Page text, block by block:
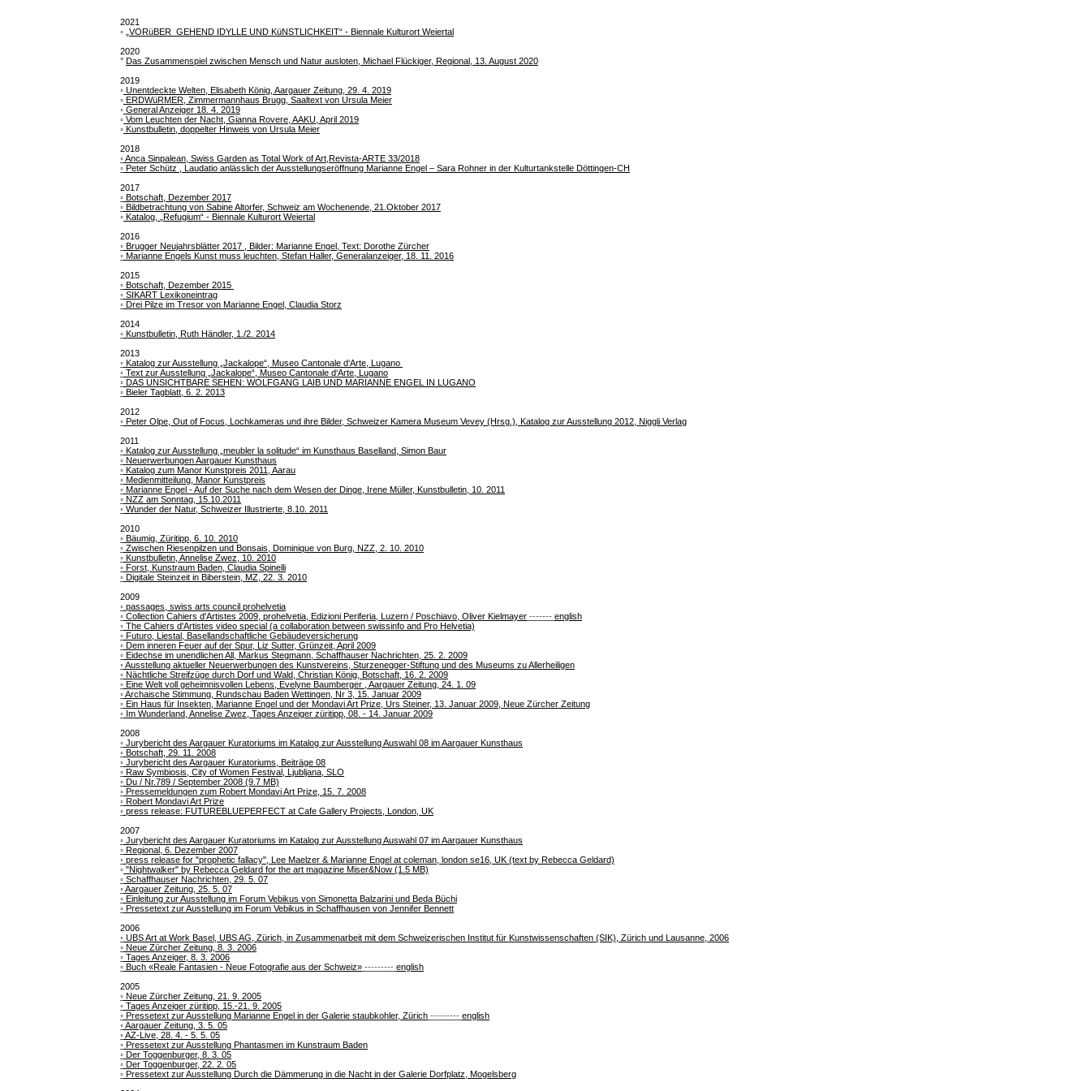
2021
◦ „VORüBER_GEHEND IDYLLE UND KüNSTLICHKEIT“ - Biennale Kulturort Weiertal
2020
° Das Zusammenspiel zwischen Mensch und Natur ausloten, Michael Flückiger, Regional, 13. August 2020
2019
◦ Unentdeckte Welten, Elisabeth König, Aargauer Zeitung, 29. 4. 2019
◦ ERDWüRMER, Zimmermannhaus Brugg, Saaltext von Ursula Meier
◦ General Anzeiger 18. 4. 2019
◦ Vom Leuchten der Nacht, Gianna Rovere, AAKU, April 2019
◦ Kunstbulletin, doppelter Hinweis von Ursula Meier
2018
◦Anca Sinpalean, Swiss Garden as Total Work of Art,Revista-ARTE 33/2018
◦ Peter Schütz Laudatio anlässlich der Ausstellungseröffnung Marianne Engel – Sara Rohner in der Kulturtankstelle Döttingen-CH
2017
◦ Botschaft, Dezember 2017
◦ Bildbetrachtung von Sabine Altorfer, Schweiz am Wochenende, 21.Oktober 2017
◦ Katalog,
„Refugium“ - Biennale Kulturort Weiertal
2016
◦ Brugger Neujahrsblätter 2017 , Bilder: Marianne Engel, Text: Dorothe Zürcher
◦ Marianne Engels Kunst muss leuchten, Stefan Haller, Generalanzeiger, 18. 11. 2016
2015
◦ Botschaft, Dezember 2015
◦ SIKART Lexikoneintrag
◦ Drei Pilze im Tresor von Marianne Engel, Claudia Storz
2014
◦ Kunstbulletin, Ruth Händler, 1./2. 2014
2013
◦ Katalog zur Ausstellung „Jackalope“, Museo Cantonale d‘Arte, Lugano
◦ Text zur Ausstellung „Jackalope“, Museo Cantonale d‘Arte, Lugano
◦ DAS UNSICHTBARE SEHEN: WOLFGANG LAIB UND MARIANNE ENGEL IN LUGANO
◦ Bieler Tagblatt, 6. 2. 2013
2012
◦ Peter Olpe, Out of Focus, Lochkameras und ihre Bilder, Schweizer Kamera Museum Vevey (Hrsg.), Katalog zur Ausstellung 2012, Niggli Verlag
2011
◦ Katalog zur Ausstellung „meubler la solitude“ im Kunsthaus Baselland, Simon Baur
◦ Neuerwerbungen Aargauer Kunsthaus
◦ Katalog zum Manor Kunstpreis 2011, Aarau
◦ Medienmitteilung, Manor Kunstpreis
◦ Marianne Engel - Auf der Suche nach dem Wesen der Dinge, Irene Müller, Kunstbulletin, 10. 2011
◦ NZZ am Sonntag, 15.10.2011
◦ Wunder der Natur, Schweizer Illustrierte, 8.10. 2011
2010
◦ Bäumig, Züritipp, 6. 10. 2010
◦ Zwischen Riesenpilzen und Bonsais, Dominique von Burg, NZZ, 2. 10. 2010
◦ Kunstbulletin, Annelise Zwez, 10. 2010
◦ Forst, Kunstraum Baden, Claudia Spinelli
◦ Digitale Steinzeit in Biberstein, MZ, 22. 3. 2010
2009
◦ passages, swiss arts council prohelvetia
◦ Collection Cahiers d'Artistes 2009, prohelvetia, Edizioni Periferia, Luzern / Poschiavo, Oliver Kielmayer ------- english
◦ The Cahiers d'Artistes video special (a collaboration between swissinfo and Pro Helvetia)
◦ Futuro, Liestal, Basellandschaftliche Gebäudeversicherung
◦ Dem inneren Feuer auf der Spur, Liz Sutter, Grünzeit, April 2009
◦ Eidechse im unendlichen All, Markus Stegmann, Schaffhauser Nachrichten, 25. 2. 2009
◦Ausstellung aktueller Neuerwerbungen des Kunstvereins, Sturzenegger-Stiftung und des Museums zu Allerheiligen
◦ Nächtliche Streifzüge durch Dorf und Wald, Christian König, Botschaft, 16. 2. 2009
◦ Eine Welt voll geheimnisvollen Lebens, Evelyne Baumberger , Aargauer Zeitung, 24. 1. 09
◦Archaische Stimmung, Rundschau Baden Wettingen, Nr 3, 15. Januar 2009
◦ Ein Haus für Insekten, Marianne Engel und der Mondavi Art Prize, Urs Steiner, 13. Januar 2009, Neue Zürcher Zeitung
◦ Im Wunderland, Annelise Zwez, Tages Anzeiger züritipp, 08. - 14. Januar 2009
2008
◦ Jurybericht des Aargauer Kuratoriums im Katalog zur Ausstellung Auswahl 08 im Aargauer Kunsthaus
◦ Botschaft, 29. 11. 2008
◦ Jurybericht des Aargauer Kuratoriums, Beiträge 08
◦ Raw Symbiosis, City of Women Festival, Ljubljana, SLO
◦ Du / Nr.789 / September 2008 (9.7 MB)
◦ Pressemeldungen zum Robert Mondavi Art Prize, 15. 7. 2008
◦ Robert Mondavi Art Prize
◦ press release: FUTUREBLUEPERFECT at Cafe Gallery Projects, London, UK
2007
◦ Jurybericht des Aargauer Kuratoriums im Katalog zur Ausstellung Auswahl 07 im Aargauer Kunsthaus
◦ Regional, 6. Dezember 2007
◦ press release for "prophetic fallacy", Lee Maelzer & Marianne Engel at coleman, london se16, UK (text by Rebecca Geldard)
◦ "Nightwalker" by Rebecca Geldard for the art magazine Miser&Now (1.5 MB)
◦ Schaffhauser Nachrichten, 29. 5. 07
◦Aargauer Zeitung, 25. 5. 07
◦ Einleitung zur Ausstellung im Forum Vebikus von Simonetta Balzarini und Beda Büchi
◦ Pressetext zur Ausstellung im Forum Vebikus in Schaffhausen von Jennifer Bennett
2006
◦ UBS Art at Work Basel, UBS AG, Zürich, in Zusammenarbeit mit dem Schweizerischen Institut für Kunstwissenschaften (SIK), Zürich und Lausanne, 2006
◦ Neue Zürcher Zeitung, 8. 3. 2006
◦ Tages Anzeiger, 8. 3. 2006
◦ Buch «Reale Fantasien - Neue Fotografie aus der Schweiz» --------- english
2005
◦ Neue Zürcher Zeitung, 21. 9. 2005
◦ Tages Anzeiger züritipp, 15.-21. 9. 2005
◦ Pressetext zur Ausstellung Marianne Engel in der Galerie staubkohler, Zürich --------- english
◦Aargauer Zeitung, 3. 5. 05
◦AZ-Live, 28. 4. - 5. 5. 05
◦ Pressetext zur Ausstellung Phantasmen im Kunstraum Baden
◦ Der Toggenburger, 8. 3. 05
◦ Der Toggenburger, 22. 2. 05
◦ Pressetext zur Ausstellung Durch die Dämmerung in die Nacht in der Galerie Dorfplatz, Mogelsberg